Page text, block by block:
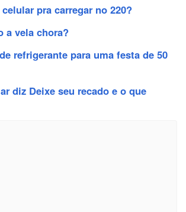
pra carregar no 220?
a vela chora?
refrigerante para uma festa de 50
diz Deixe seu recado e o que